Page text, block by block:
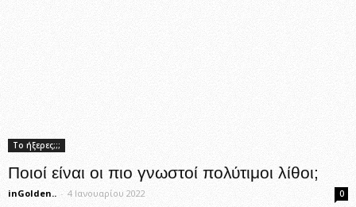
Το ήξερες;;;
Ποιοί είναι οι πιο γνωστοί πολύτιμοι λίθοι;
inGolden.. - 4 Ιανουαρίου 2022 0